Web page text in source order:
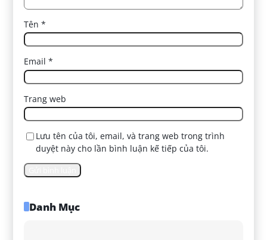
Tên*
Email*
Trang web
Lưu tên của tôi, email, và trang web trong trình
duyệt này cho lần bình luận kế tiếp của tôi.
Danh Mục